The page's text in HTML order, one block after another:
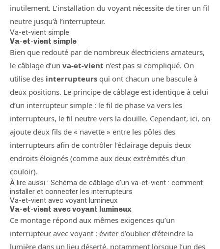
inutilement. L’installation du voyant nécessite de tirer un fil
neutre jusqu’à l’interrupteur.
Va-et-vient simple
Va-et-vient simple
Bien que redouté par de nombreux électriciens amateurs,
le câblage d’un va-et-vient n’est pas si compliqué. On
utilise des interrupteurs qui ont chacun une bascule à
deux positions. Le principe de câblage est identique à celui
d’un interrupteur simple : le fil de phase va vers les
interrupteurs, le fil neutre vers la douille. Cependant, ici, on
ajoute deux fils de « navette » entre les pôles des
interrupteurs afin de contrôler l’éclairage depuis deux
endroits éloignés (comme aux deux extrémités d’un
couloir).
À lire aussi : Schéma de câblage d’un va-et-vient : comment
installer et connecter les interrupteurs
Va-et-vient avec voyant lumineux
Va-et-vient avec voyant lumineux
Ce montage répond aux mêmes exigences qu’un
interrupteur avec voyant : éviter d’oublier d’éteindre la
lumière dans un lieu déserté, notamment lorsque l’un des